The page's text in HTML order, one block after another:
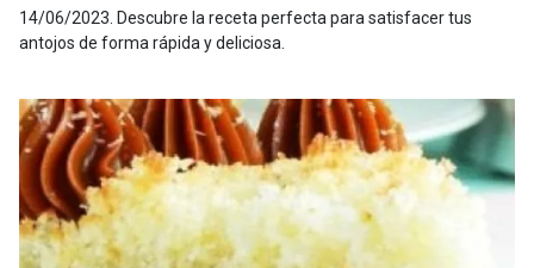
14/06/2023 Descubre la receta perfecta para satisfacer tus
antojos de forma rápida y deliciosa.